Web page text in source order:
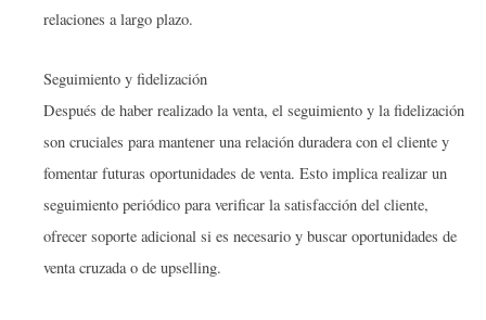
relaciones a largo plazo.
Seguimiento y fidelización
Después de haber realizado la venta, el seguimiento y la fidelización
son cruciales para mantener una relación duradera con el cliente y
fomentar futuras oportunidades de venta. Esto implica realizar un
seguimiento periódico para verificar la satisfacción del cliente,
ofrecer soporte adicional si es necesario y buscar oportunidades de
venta cruzada o de upselling.